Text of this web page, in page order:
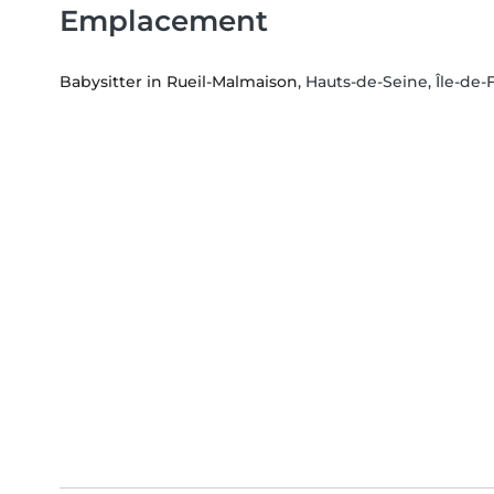
Emplacement
Babysitter in Rueil-Malmaison, Hauts-de-Seine, Île-de-